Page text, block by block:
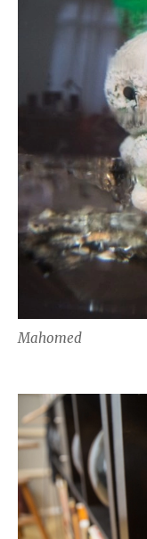
Mahomed